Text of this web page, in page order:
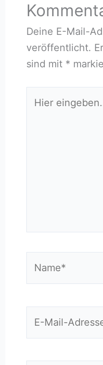
Deine E-Mail-
veröffentlicht.
sind mit *
eingeben…